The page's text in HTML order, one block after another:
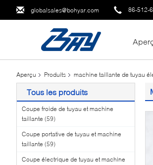
globalsales@bohyar.com 86-512-
Aperçu Produits machine taillante de tuyau
Tous les produits
Coupe froide de tuyau et machine
taillante (59)
Coupe portative de tuyau et machine
taillante (59)
Coupe électrique de tuyau et machine